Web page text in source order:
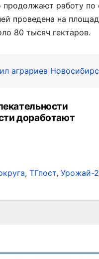
работу по
проведена на
80 тысяч гектаров.
аграриев
доработают
, ТГпост, Урожай-